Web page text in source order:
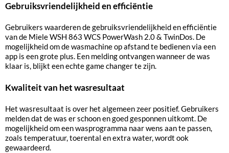
Gebruiksvriendelijkheid en efficiëntie
Gebruikers waarderen de gebruiksvriendelijkheid en efficiëntie
van de Miele WSH 863 WCS PowerWash 2.0 & TwinDos. De
mogelijkheid om de wasmachine op afstand te bedienen via een
app is een grote plus. Een melding ontvangen wanneer de was
klaar is, blijkt een echte game changer te zijn.
Kwaliteit van het wasresultaat
Het wasresultaat is over het algemeen zeer positief. Gebruikers
melden dat de was er schoon en goed gesponnen uitkomt. De
mogelijkheid om een wasprogramma naar wens aan te passen,
zoals temperatuur, toerental en extra water, wordt ook
gewaardeerd.